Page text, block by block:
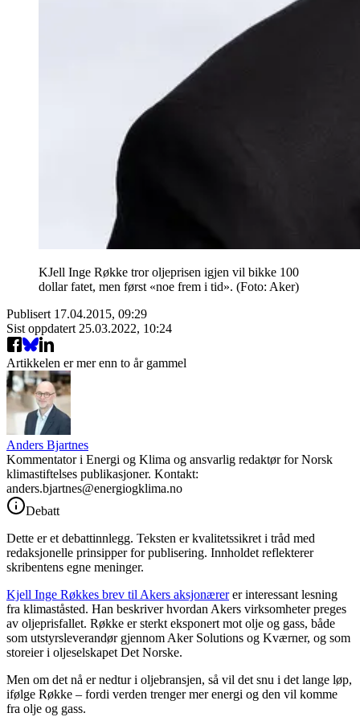
KJell Inge Røkke tror oljeprisen igjen vil bikke 100
dollar fatet, men først «noe frem i tid». (Foto: Aker)
Publisert 17.04.2015, 09:29
Sist oppdatert 25.03.2022, 10:24
Artikkelen er mer enn to år gammel
Anders Bjartnes
Kommentator i Energi og Klima og ansvarlig redaktør for Norsk
klimastiftelses publikasjoner. Kontakt:
anders.bjartnes@energiogklima.no
Debatt
Dette er et debattinnlegg. Teksten er kvalitetssikret i tråd med
redaksjonelle prinsipper for publisering. Innholdet reflekterer
skribentens egne meninger.
Kjell Inge Røkkes brev til Akers aksjonærerer interessant lesning
fra klimaståsted. Han beskriver hvordan Akers virksomheter preges
av oljeprisfallet. Røkke er sterkt eksponert mot olje og gass, både
som utstyrsleverandør gjennom Aker Solutions og Kværner, og som
storeier i oljeselskapet Det Norske.
Men om det nå er nedtur i oljebransjen, så vil det snu i det lange løp,
ifølge Røkke – fordi verden trenger mer energi og den vil komme
fra olje og gass.